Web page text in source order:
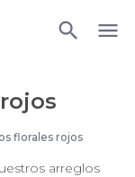
florales rojos
arreglos